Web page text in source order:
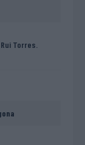
Rui Torres.